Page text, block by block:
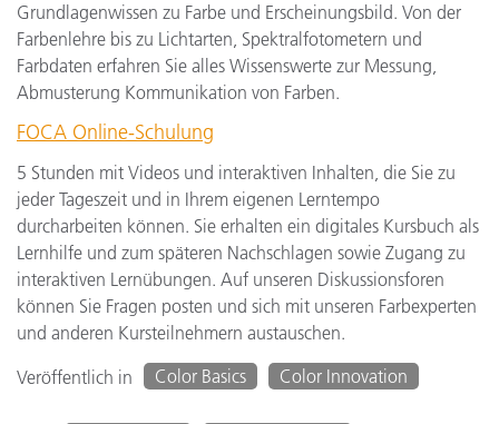
Grundlagenwissen zu Farbe und Erscheinungsbild. Von der
Farbenlehre bis zu Lichtarten, Spektralfotometern und
Farbdaten erfahren Sie alles Wissenswerte zur Messung,
Abmusterung Kommunikation von Farben.
FOCA Online-Schulung
5 Stunden mit Videos und interaktiven Inhalten, die Sie zu
jeder Tageszeit und in Ihrem eigenen Lerntempo
durcharbeiten können. Sie erhalten ein digitales Kursbuch als
Lernhilfe und zum späteren Nachschlagen sowie Zugang zu
interaktiven Lernübungen. Auf unseren Diskussionsforen
können Sie Fragen posten und sich mit unseren Farbexperten
und anderen Kursteilnehmern austauschen.
Veröffentlich in
Color Basics Color Innovation